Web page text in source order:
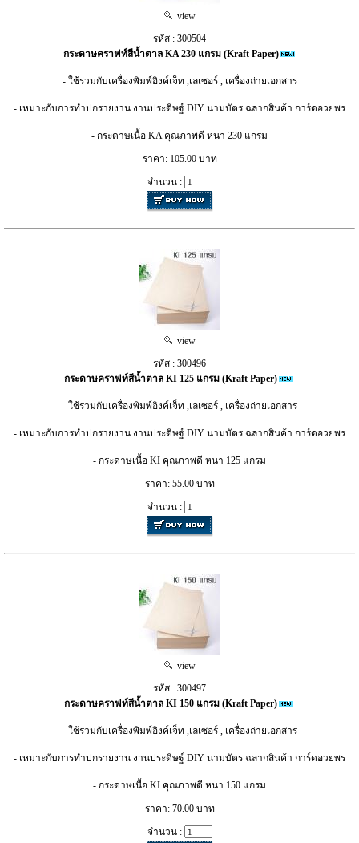
view
รหัส : 300504
กระดาษคราฟท์สีน้ำตาล KA 230 แกรม (Kraft Paper)
- ใช้ร่วมกับเครื่องพิมพ์อิงค์เจ็ท ,เลเซอร์ , เครื่องถ่ายเอกสาร
- เหมาะกับการทำปกรายงาน งานประดิษฐ์ DIY นามบัตร ฉลากสินค้า การ์ดอวยพร
- กระดาษเนื้อ KA คุณภาพดี หนา 230 แกรม
ราคา: 105.00 บาท
จำนวน :
view
รหัส : 300496
กระดาษคราฟท์สีน้ำตาล KI 125 แกรม (Kraft Paper)
- ใช้ร่วมกับเครื่องพิมพ์อิงค์เจ็ท ,เลเซอร์ , เครื่องถ่ายเอกสาร
- เหมาะกับการทำปกรายงาน งานประดิษฐ์ DIY นามบัตร ฉลากสินค้า การ์ดอวยพร
- กระดาษเนื้อ KI คุณภาพดี หนา 125 แกรม
ราคา: 55.00 บาท
จำนวน :
view
รหัส : 300497
กระดาษคราฟท์สีน้ำตาล KI 150 แกรม (Kraft Paper)
- ใช้ร่วมกับเครื่องพิมพ์อิงค์เจ็ท ,เลเซอร์ , เครื่องถ่ายเอกสาร
- เหมาะกับการทำปกรายงาน งานประดิษฐ์ DIY นามบัตร ฉลากสินค้า การ์ดอวยพร
- กระดาษเนื้อ KI คุณภาพดี หนา 150 แกรม
ราคา: 70.00 บาท
จำนวน :